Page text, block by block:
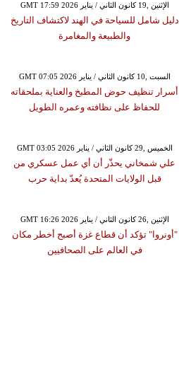
GMT 17:59 2026 الإثنين ,19 كانون الثاني / يناير
دليل شامل للسياحة في الهند لاكتشاف التاريخ
والطبيعة والمغامرة
GMT 07:05 2026 السبت ,10 كانون الثاني / يناير
أسرار تنظيف حوض المطبخ والعناية بملحقاته
للحفاظ على نظافته وعمره الطويل
GMT 03:05 2026 الخميس ,29 كانون الثاني / يناير
علي شمخاني يحذّر أن أي عمل عسكري من
قبل الولايات المتحدة يُعدّ بداية حرب
GMT 16:26 2026 الإثنين ,26 كانون الثاني / يناير
"أونروا" تؤكد أن قطاع غزة أصبح أخطر مكان
في العالم على الصحافيين